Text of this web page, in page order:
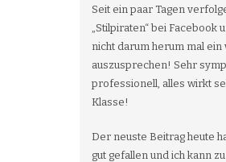
Seit ein paar Tagen
„Stilpiraten“ bei Facebook
nicht darum herum mal ein
auszusprechen! Sehr
professionell, alles wirkt
Klasse!
Der neuste Beitrag heute
gut gefallen und ich kann